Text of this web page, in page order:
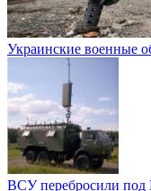
Украинские военные
ВСУ перебросили под